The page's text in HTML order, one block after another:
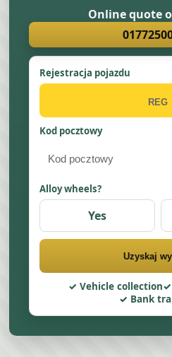
Online quote
Rejestracja pojazdu
Kod pocztowy
Alloy wheels?
Yes
Uzyskaj
Vehicle collection
Bank